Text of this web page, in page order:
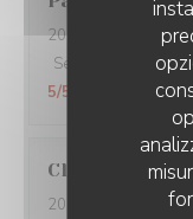
2026-07-31
-
Servizio
5/5
Claire
2026-07-30
-